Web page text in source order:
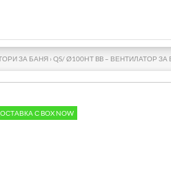
ЗА БАНЯ ›QS/ Ø100HT BB – ВЕНТИЛАТОР
С BOX NOW